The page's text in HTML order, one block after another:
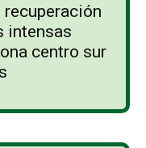
intensas
centro sur